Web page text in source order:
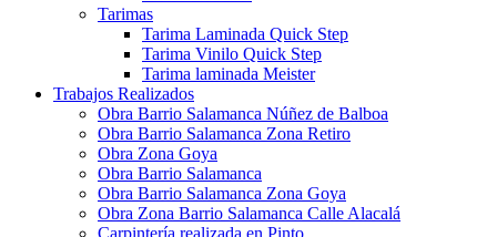
Tarimas
Tarima Laminada Quick Step
Tarima Vinilo Quick Step
Tarima laminada Meister
Trabajos Realizados
Obra Barrio Salamanca Núñez de Balboa
Obra Barrio Salamanca Zona Retiro
Obra Zona Goya
Obra Barrio Salamanca
Obra Barrio Salamanca Zona Goya
Obra Zona Barrio Salamanca Calle Alacalá